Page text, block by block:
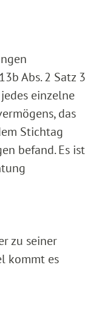
Abs. 2 Satz 3
einzelne
das
Stichtag
befand. Es ist
zu seiner
kommt es